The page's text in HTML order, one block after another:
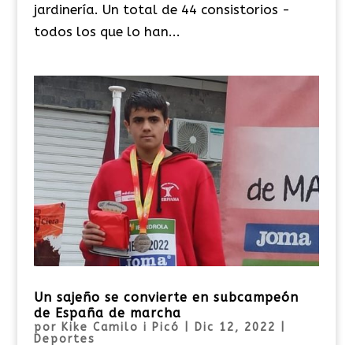
jardinería. Un total de 44 consistorios -
todos los que lo han...
Un sajeño se convierte en subcampeón
de España de marcha
por Kike Camilo i Picó Dic 12, 2022
Deportes